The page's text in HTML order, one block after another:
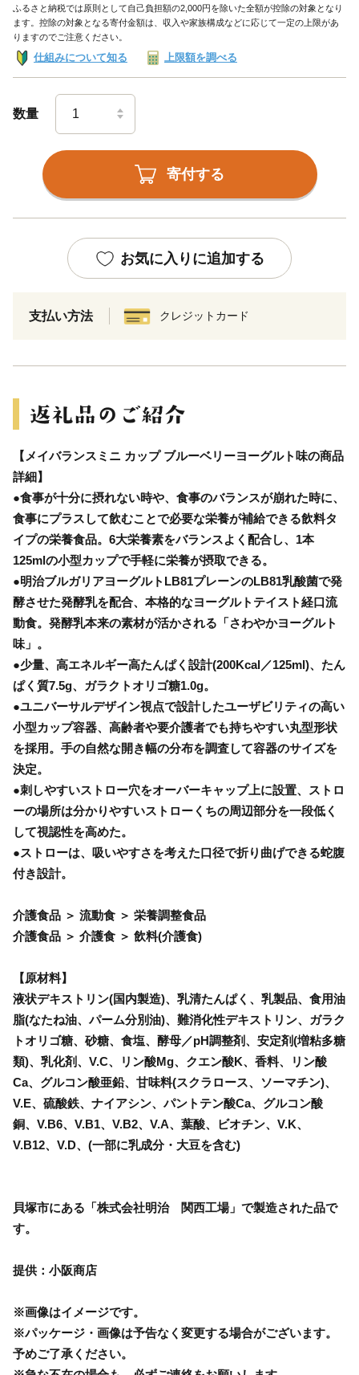
ふるさと納税では原則として自己負担額の2,000円を除いた全額が控除の対象となり
ます。控除の対象となる寄付金額は、収入や家族構成などに応じて一定の上限があ
りますのでご注意ください。
仕組みについて知る 上限額を調べる
数量
寄付する
お気に入りに追加する
支払い方法 クレジットカード
【メイバランスミニ カップ ブルーベリーヨーグルト味の商品
詳細】
●食事が十分に摂れない時や、食事のバランスが崩れた時に、
食事にプラスして飲むことで必要な栄養が補給できる飲料タ
イプの栄養食品。6大栄養素をバランスよく配合し、1本
125mlの小型カップで手軽に栄養が摂取できる。
●明治ブルガリアヨーグルトLB81プレーンのLB81乳酸菌で発
酵させた発酵乳を配合、本格的なヨーグルトテイスト経口流
動食。発酵乳本来の素材が活かされる「さわやかヨーグルト
味」。
●少量、高エネルギー高たんぱく設計(200Kcal／125ml)、たん
ぱく質7.5g、ガラクトオリゴ糖1.0g。
●ユニバーサルデザイン視点で設計したユーザビリティの高い
小型カップ容器、高齢者や要介護者でも持ちやすい丸型形状
を採用。手の自然な開き幅の分布を調査して容器のサイズを
決定。
●刺しやすいストロー穴をオーバーキャップ上に設置、ストロ
ーの場所は分かりやすいストローくちの周辺部分を一段低く
して視認性を高めた。
●ストローは、吸いやすさを考えた口径で折り曲げできる蛇腹
付き設計。
介護食品 ＞ 流動食 ＞ 栄養調整食品
介護食品 ＞ 介護食 ＞ 飲料(介護食)
【原材料】
液状デキストリン(国内製造)、乳清たんぱく、乳製品、食用油
脂(なたね油、パーム分別油)、難消化性デキストリン、ガラク
トオリゴ糖、砂糖、食塩、酵母／pH調整剤、安定剤(増粘多糖
類)、乳化剤、V.C、リン酸Mg、クエン酸K、香料、リン酸
Ca、グルコン酸亜鉛、甘味料(スクラロース、ソーマチン)、
V.E、硫酸鉄、ナイアシン、パントテン酸Ca、グルコン酸
銅、V.B6、V.B1、V.B2、V.A、葉酸、ビオチン、V.K、
V.B12、V.D、(一部に乳成分・大豆を含む)
貝塚市にある「株式会社明治 関西工場」で製造された品で
す。
提供：小阪商店
※画像はイメージです。
※パッケージ・画像は予告なく変更する場合がございます。
予めご了承ください。